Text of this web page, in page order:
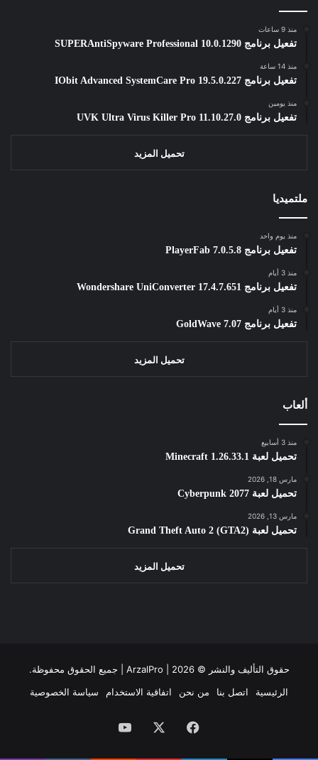
منذ 9 ساعات
تفعيل برنامج SUPERAntiSpyware Professional 10.0.1290
منذ 14 ساعة
تفعيل برنامج IObit Advanced SystemCare Pro 19.5.0.227
منذ يومين
تفعيل برنامج UVK Ultra Virus Killer Pro 11.10.27.0
تحميل المزيد
ملتميديا
منذ يوم واحد
تفعيل برنامج PlayerFab 7.0.5.8
منذ 3 أيام
تفعيل برنامج Wondershare UniConverter 17.4.7.651
منذ 3 أيام
تفعيل برنامج GoldWave 7.07
تحميل المزيد
ألعاب
منذ 3 أسابيع
تحميل لعبة Minecraft 1.26.33.1
مارس 18, 2026
تحميل لعبة Cyberpunk 2077
مارس 13, 2026
تحميل لعبة Grand Theft Auto 2 (GTA2)
تحميل المزيد
حقوق التأليف والنشر © ArzalPro | 2026 | جميع الحقوق محفوظة.
الرئيسية
اتصل بنا من نحن اتفاقية الاستخدام سياسة الخصوصية
فيسبوك ‫YouTube